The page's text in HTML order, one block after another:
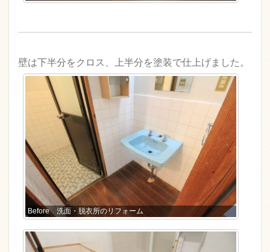
壁は下半分をクロス、上半分を塗装で仕上げました。
Before 洗面・脱衣所のリフォーム